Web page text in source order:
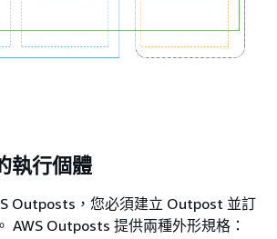
執行個體
Outposts，您必須建立 Outpost 並訂
AWS Outposts 提供兩種外形規格：